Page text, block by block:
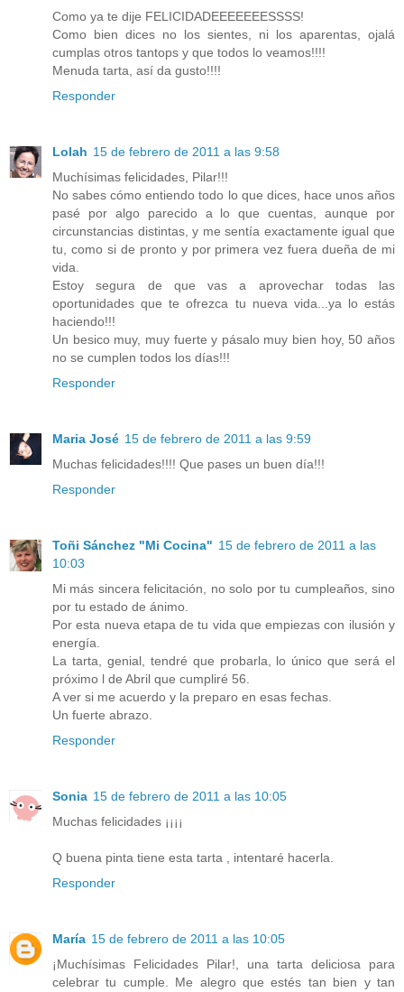
Como ya te dije FELICIDADEEEEEEESSSS!
Como bien dices no los sientes, ni los aparentas, ojalá
cumplas otros tantops y que todos lo veamos!!!!
Menuda tarta, así da gusto!!!!
Responder
Lolah 15 de febrero de 2011 a las 9:58
Muchísimas felicidades, Pilar!!!
No sabes cómo entiendo todo lo que dices, hace unos años
pasé por algo parecido a lo que cuentas, aunque por
circunstancias distintas, y me sentía exactamente igual que
tu, como si de pronto y por primera vez fuera dueña de mi
vida.
Estoy segura de que vas a aprovechar todas las
oportunidades que te ofrezca tu nueva vida...ya lo estás
haciendo!!!
Un besico muy, muy fuerte y pásalo muy bien hoy, 50 años
no se cumplen todos los días!!!
Responder
Maria José 15 de febrero de 2011 a las 9:59
Muchas felicidades!!!! Que pases un buen día!!!
Responder
Toñi Sánchez "Mi Cocina" 15 de febrero de 2011 a las
10:03
Mi más sincera felicitación, no solo por tu cumpleaños, sino
por tu estado de ánimo.
Por esta nueva etapa de tu vida que empiezas con ilusión y
energía.
La tarta, genial, tendré que probarla, lo único que será el
próximo l de Abril que cumpliré 56.
A ver si me acuerdo y la preparo en esas fechas.
Un fuerte abrazo.
Responder
Sonia 15 de febrero de 2011 a las 10:05
Muchas felicidades ¡¡¡¡
Q buena pinta tiene esta tarta , intentaré hacerla.
Responder
María 15 de febrero de 2011 a las 10:05
¡Muchísimas Felicidades Pilar!, una tarta deliciosa para
celebrar tu cumple. Me alegro que estés tan bien y tan